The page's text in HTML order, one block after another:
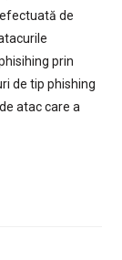
de
prin
de tip phishing
atac care a